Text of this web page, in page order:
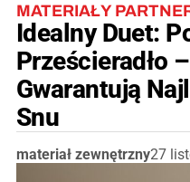
MATERIAŁY
Idealny Duet:
Prześcieradło
Gwarantują
Snu
materiał zewnętrzny27